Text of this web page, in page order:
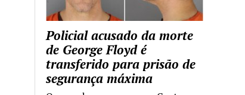
Policial acusado da morte
de George Floyd é
transferido para prisão de
segurança máxima